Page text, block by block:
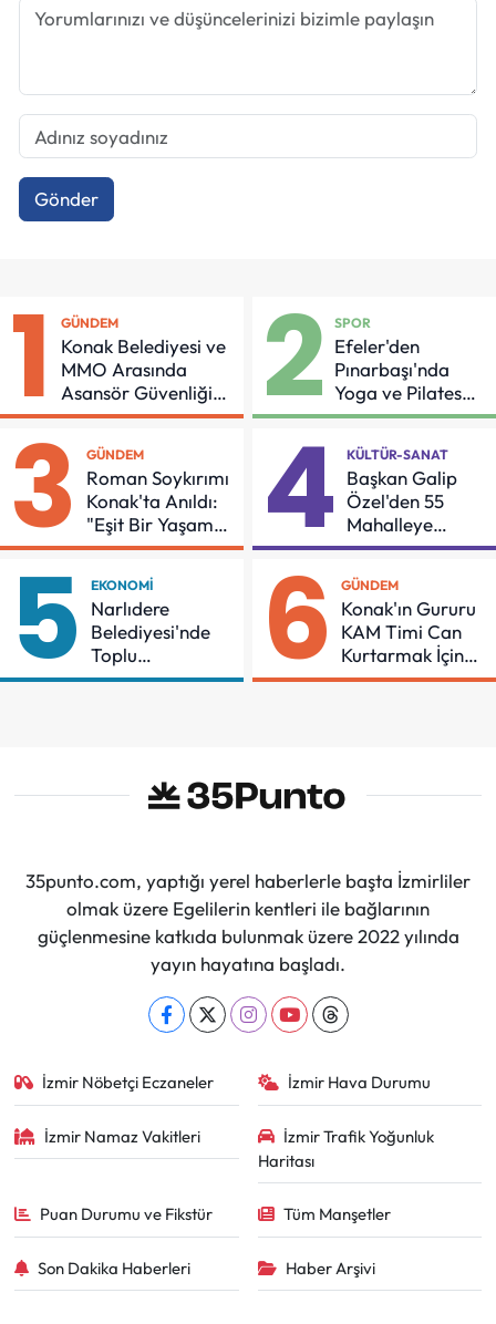
Gönder
1 GÜNDEM
Konak Belediyesi ve
MMO Arasında
Asansör Güvenliği
İçin Önemli Protokol
2 SPOR
Efeler'den
Pınarbaşı'nda
Yoga ve Pilates
Buluşması
3 GÜNDEM
Roman Soykırımı
Konak'ta Anıldı:
"Eşit Bir Yaşam
İçin Mücadeleyi
4 KÜLTÜR-SANAT
Başkan Galip
Özel'den 55
Mahalleye
Çocuk Şenliği
5 EKONOMI
Narlıdere
Belediyesi'nde
Toplu
Sözleşmeye
6 GÜNDEM
Konak'ın Gururu
KAM Timi Can
Kurtarmak İçin
Demir Aldı
35punto.com, yaptığı yerel haberlerle başta İzmirliler
olmak üzere Egelilerin kentleri ile bağlarının
güçlenmesine katkıda bulunmak üzere 2022 yılında
yayın hayatına başladı.
İzmir Nöbetçi Eczaneler İzmir Hava Durumu
İzmir Namaz Vakitleri
İzmir Trafik Yoğunluk
Haritası
Puan Durumu ve Fikstür Tüm Manşetler
Son Dakika Haberleri Haber Arşivi